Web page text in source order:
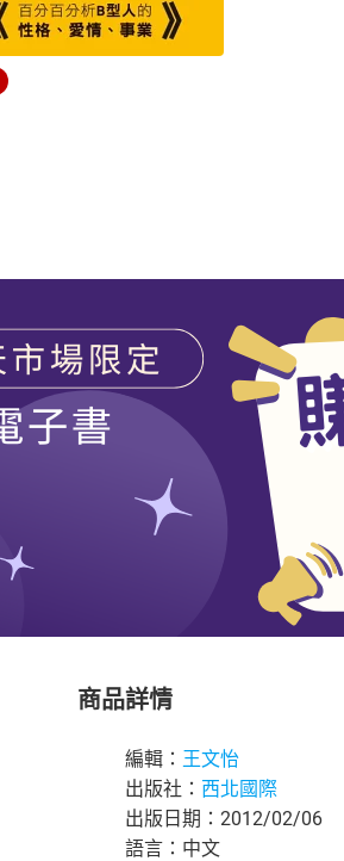
商品詳情
編輯： 王文怡
出版社： 西北國際
出版日期：2012/02/06
語言：中文